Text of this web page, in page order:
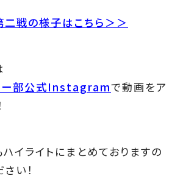
戦の様子はこちら＞＞
ー部公式Instagramで動画をア
イライトにまとめておりますの
い！